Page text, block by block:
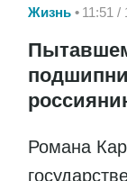
Жизнь 11:51
Романа